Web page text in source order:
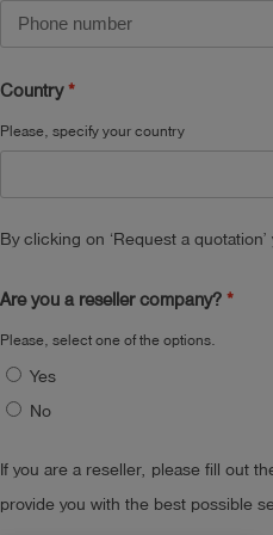
Country
Please, specify your country
By clicking on ‘Request a
Are you a reseller company?
Please, select one of the options.
Yes
No
If you are a reseller, please fill out
provide you with the best possible